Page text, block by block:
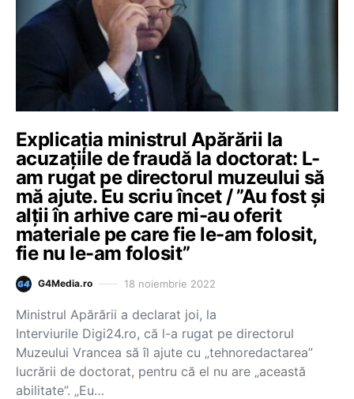
Explicația ministrul Apărării la
acuzațiile de fraudă la doctorat: L-
am rugat pe directorul muzeului să
mă ajute. Eu scriu încet / ”Au fost și
alții în arhive care mi-au oferit
materiale pe care fie le-am folosit,
fie nu le-am folosit”
G4Media.ro 18 noiembrie 2022
Ministrul Apărării a declarat joi, la
Interviurile Digi24.ro, că l-a rugat pe directorul
Muzeului Vrancea să îl ajute cu „tehnoredactarea”
lucrării de doctorat, pentru că el nu are „această
abilitate”. „Eu…